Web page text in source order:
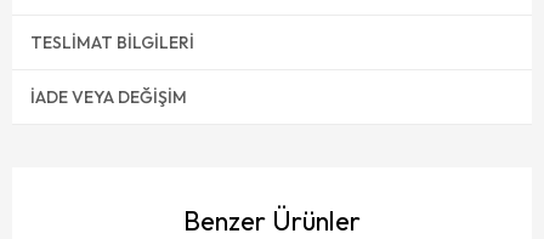
TESLIMAT BILGILERI
İADE VEYA DEĞIŞIM
Benzer Ürünler